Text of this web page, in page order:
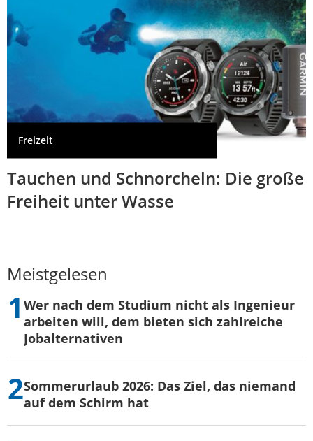
Freizeit
Tauchen und Schnorcheln: Die große
Freiheit unter Wasse
Meistgelesen
Wer nach dem Studium nicht als Ingenieur
arbeiten will, dem bieten sich zahlreiche
Jobalternativen
Sommerurlaub 2026: Das Ziel, das niemand
auf dem Schirm hat